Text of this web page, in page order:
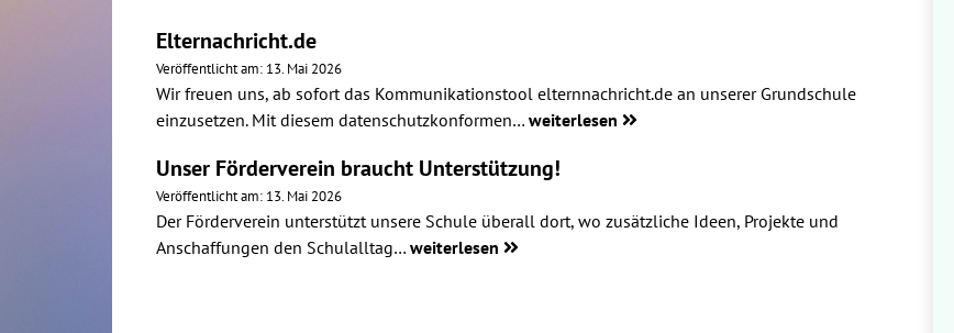
Elternachricht.de
Veröffentlicht am: 13. Mai 2026
Wir freuen uns, ab sofort das Kommunikationstool elternnachricht.de an unserer Grundschule
einzusetzen. Mit diesem datenschutzkonformen… weiterlesen
Unser Förderverein braucht Unterstützung!
Veröffentlicht am: 13. Mai 2026
Der Förderverein unterstützt unsere Schule überall dort, wo zusätzliche Ideen, Projekte und
Anschaffungen den Schulalltag… weiterlesen